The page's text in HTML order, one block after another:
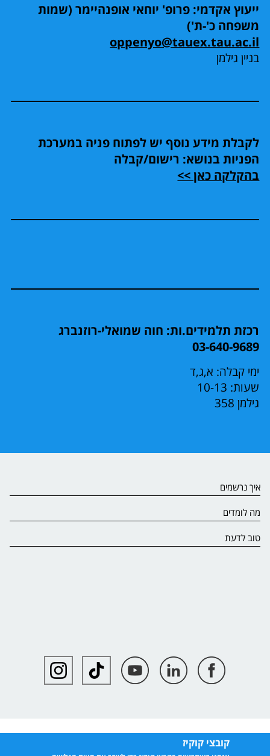
קובצי קוקיז
ייעוץ אקדמי: פרופ' יוחאי אופנהיימר (שמות
משפחה כ'-ת')
oppenyo@tauex.tau.ac.il
בניין גילמן
לקבלת מידע נוסף יש לפתוח פניה במערכת
הפניות בנושא: רישום/קבלה
בהקלקה כאן >>
רכזת תלמידים.ות: חוה שמואלי-רוזנברג
03-640-9689
ימי קבלה: א,ג,ד
שעות: 10-13
גילמן 358
איך נרשמים
מה לומדים
טוב לדעת